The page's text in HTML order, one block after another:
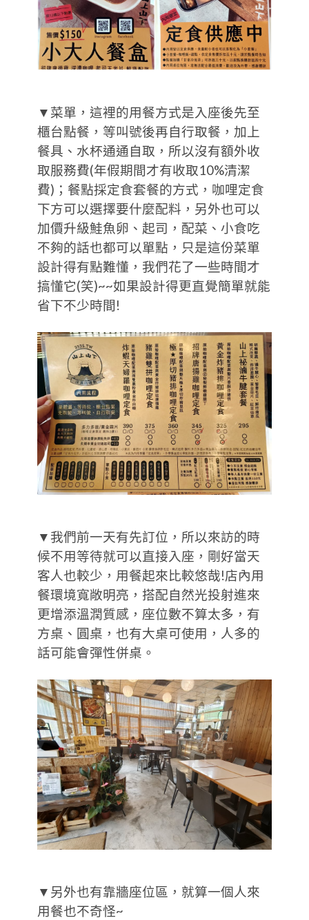
▼菜單，這裡的用餐方式是入座後先至
櫃台點餐，等叫號後再自行取餐，加上
餐具、水杯通通自取，所以沒有額外收
取服務費(年假期間才有收取10%清潔
費)；餐點採定食套餐的方式，咖哩定食
下方可以選擇要什麼配料，另外也可以
加價升級鮭魚卵、起司，配菜、小食吃
不夠的話也都可以單點，只是這份菜單
設計得有點難懂，我們花了一些時間才
搞懂它(笑)~~如果設計得更直覺簡單就能
省下不少時間!
▼我們前一天有先訂位，所以來訪的時
候不用等待就可以直接入座，剛好當天
客人也較少，用餐起來比較悠哉!店內用
餐環境寬敞明亮，搭配自然光投射進來
更增添溫潤質感，座位數不算太多，有
方桌、圓桌，也有大桌可使用，人多的
話可能會彈性併桌。
▼另外也有靠牆座位區，就算一個人來
用餐也不奇怪~